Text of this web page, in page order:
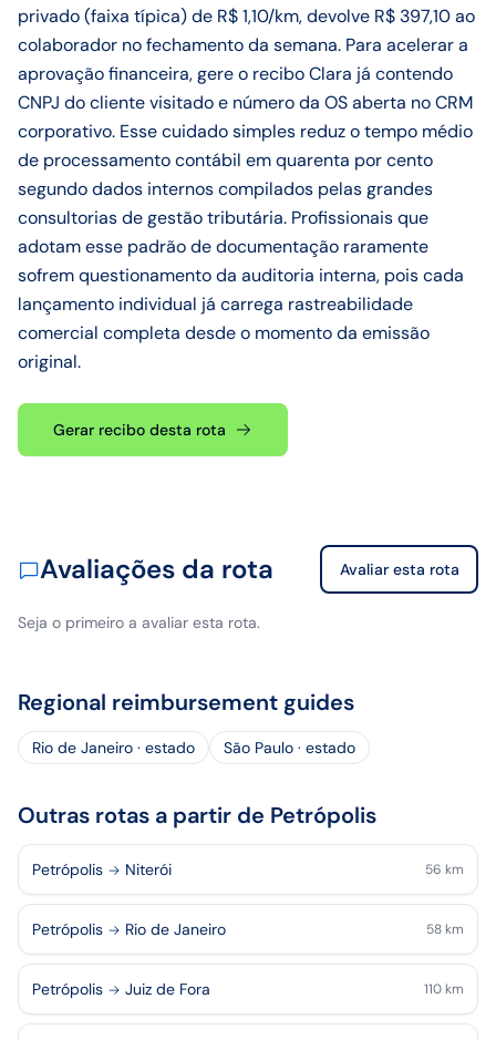
privado (faixa típica) de R$ 1,10/km, devolve R$ 397,10 ao
colaborador no fechamento da semana. Para acelerar a
aprovação financeira, gere o recibo Clara já contendo
CNPJ do cliente visitado e número da OS aberta no CRM
corporativo. Esse cuidado simples reduz o tempo médio
de processamento contábil em quarenta por cento
segundo dados internos compilados pelas grandes
consultorias de gestão tributária. Profissionais que
adotam esse padrão de documentação raramente
sofrem questionamento da auditoria interna, pois cada
lançamento individual já carrega rastreabilidade
comercial completa desde o momento da emissão
original.
Gerar recibo desta rota
Avaliações da rota Avaliar esta rota
Seja o primeiro a avaliar esta rota.
Regional reimbursement guides
Rio de Janeiro · estado São Paulo · estado
Outras rotas a partir de Petrópolis
Petrópolis Niterói 56 km
Petrópolis Rio de Janeiro 58 km
Petrópolis Juiz de Fora 110 km